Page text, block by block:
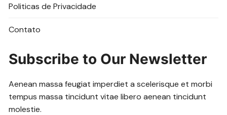
Politicas de Privacidade
Contato
Subscribe to Our Newsletter
Aenean massa feugiat imperdiet a scelerisque et morbi
tempus massa tincidunt vitae libero aenean tincidunt
molestie.